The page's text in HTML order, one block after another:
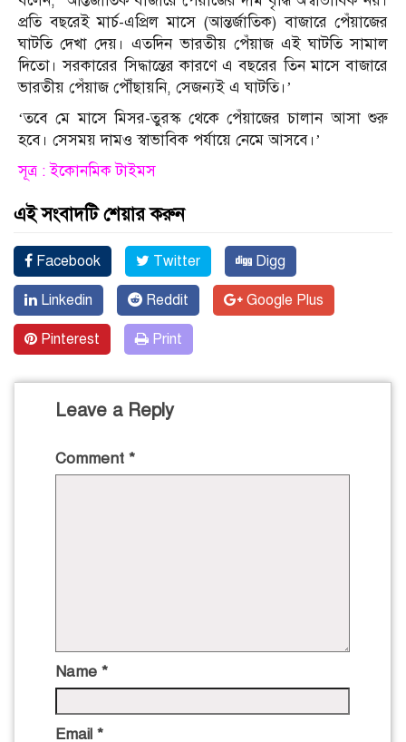
প্রতি বছরেই মার্চ-এপ্রিল মাসে (আন্তর্জাতিক) বাজারে পেঁয়াজের
ঘাটতি দেখা দেয়। এতদিন ভারতীয় পেঁয়াজ এই ঘাটতি সামাল
দিতো। সরকারের সিদ্ধান্তের কারণে এ বছরের তিন মাসে বাজারে
ভারতীয় পেঁয়াজ পৌঁছায়নি, সেজন্যই এ ঘাটতি।’
‘তবে মে মাসে মিসর-তুরস্ক থেকে পেঁয়াজের চালান আসা শুরু
হবে। সেসময় দামও স্বাভাবিক পর্যায়ে নেমে আসবে।’
সূত্র : ইকোনমিক টাইমস
এই সংবাদটি শেয়ার করুন
Facebook Twitter Digg
Linkedin Reddit Google Plus
Pinterest Print
Leave a Reply
Comment *
Name *
Email *